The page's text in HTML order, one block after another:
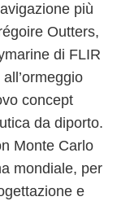
più
Outters,
di FLIR
all’ormeggio
concept
da diporto.
Monte Carlo
mondiale, per
e